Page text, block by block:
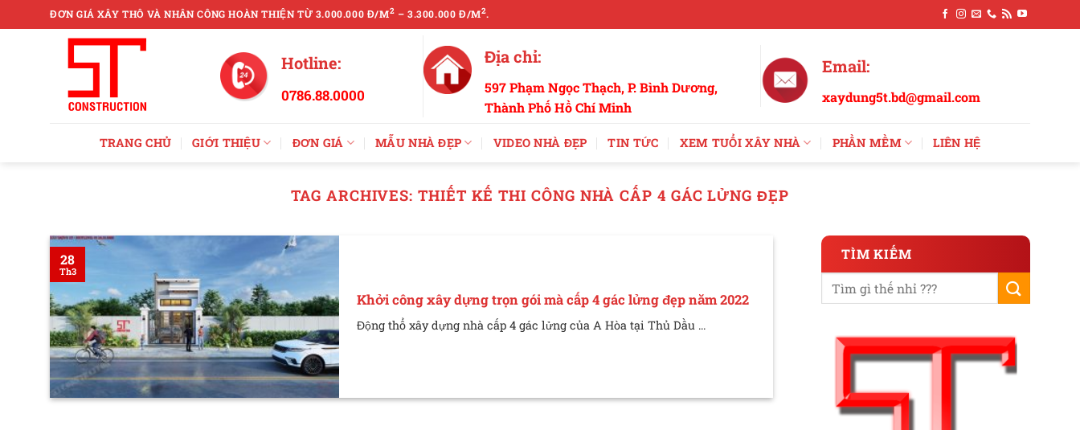
to
ĐƠN GIÁ XÂY THÔ VÀ NHÂN CÔNG HOÀN THIỆN TỪ 3.000.000 Đ/M2 – 3.300.000 Đ/M2.
Hotline:
0786.88.0000
Địa chỉ:
597 Phạm Ngọc Thạch, P. Bình Dương,
Thành Phố Hồ Chí Minh
Email:
xaydung5t.bd@gmail.com
TRANG CHỦ GIỚI THIỆU ĐƠN GIÁ MẪU NHÀ ĐẸP VIDEO NHÀ ĐẸP TIN TỨC XEM TUỔI XÂY NHÀ PHẦN MỀM LIÊN HỆ
TAG ARCHIVES:THIẾT KẾ THI CÔNG NHÀ CẤP 4 GÁC LỬNG ĐẸP
Khởi công xây dựng trọn gói mà cấp 4 gác lửng đẹp năm 2022
Động thổ xây dựng nhà cấp 4 gác lửng của A Hòa tại Thủ Dầu ...
28
Th3
TÌM KIẾM